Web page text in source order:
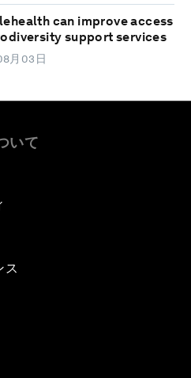
can improve access
support services
月03日
いて
ス